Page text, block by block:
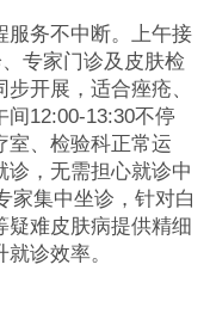
务不中断。上午接
专家门诊及皮肤检
开展，适合痤疮、
12:00-13:30不停
室、检验科正常运
诊，无需担心就诊中
家集中坐诊，针对白
疑难皮肤病提供精细
诊效率。